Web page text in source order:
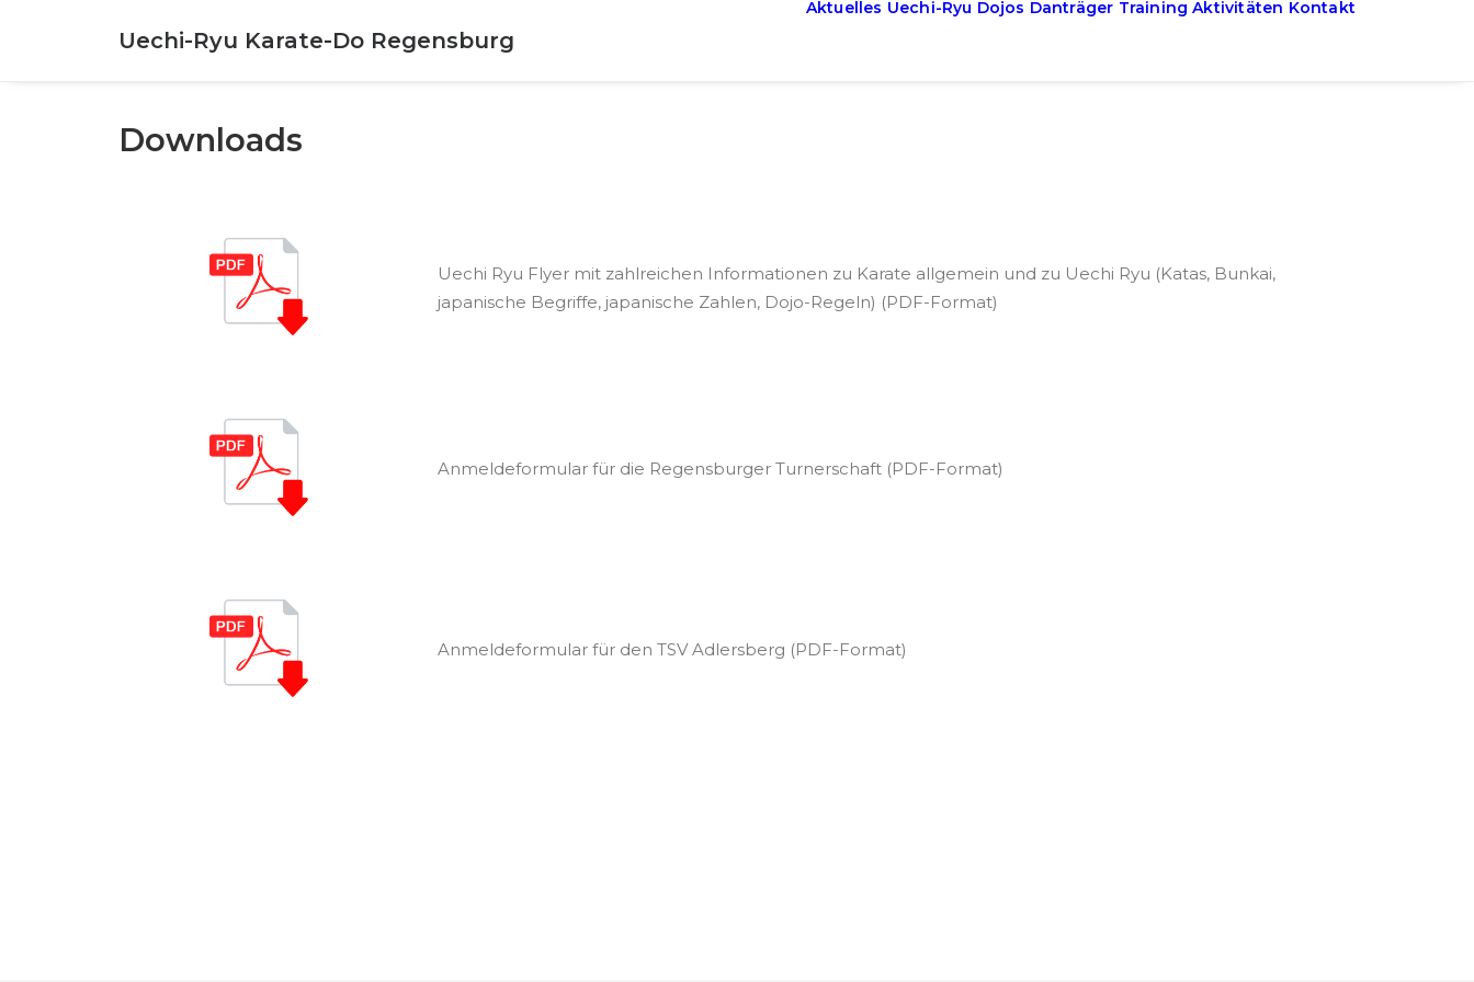
Uechi-Ryu Karate-Do Regensburg
Aktuelles Uechi-Ryu Dojos Danträger Training Aktivitäten Kontakt
Downloads
Uechi Ryu Flyer mit zahlreichen Informationen zu Karate allgemein und zu Uechi Ryu (Katas, Bunkai,
japanische Begriffe, japanische Zahlen, Dojo-Regeln) (PDF-Format)
Anmeldeformular für die Regensburger Turnerschaft (PDF-Format)
Anmeldeformular für den TSV Adlersberg (PDF-Format)